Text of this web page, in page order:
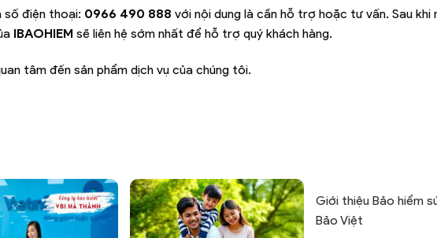
số điện thoại: 0966 490 888 với nội dung là cần hỗ trợ hoặc tư vấn. Sau khi
IBAOHIEM sẽ liên hệ sớm nhất để hỗ trợ quý khách hàng.
tâm đến sản phẩm dịch vụ của chúng tôi.
Giới thiệu Bảo hiểm
Bảo Việt